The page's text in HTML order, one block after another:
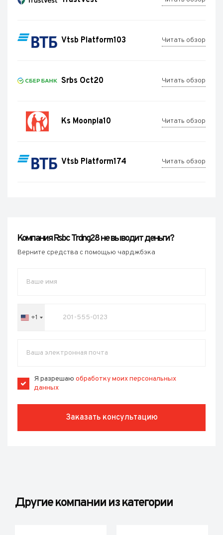
Vtsb Platform103 Читать обзор
Srbs Oct20 Читать обзор
Ks Moonpla10 Читать обзор
Vtsb Platform174 Читать обзор
Компания Rsbc Trdng28 не выводит деньги?
Верните средства с помощью чарджбэка
United
+1
Я разрешаю обработку моих персональных
данных
Заказать консультацию
Другие компании из категории